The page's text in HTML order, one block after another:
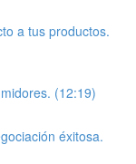
a tus productos.
(12:19)
éxitosa.